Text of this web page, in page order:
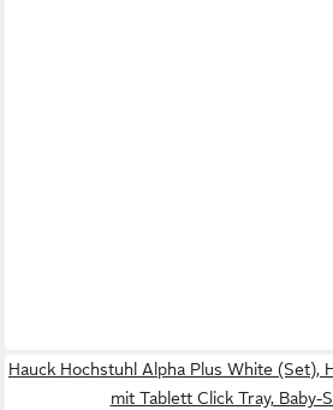
Hauck Hochstuhl Alpha Plus White (Set),
mit Tablett Click Tray, Baby-